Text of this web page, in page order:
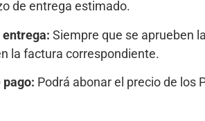
de entrega estimado.
entrega: Siempre que se aprueben
la factura correspondiente.
pago: Podrá abonar el precio de los